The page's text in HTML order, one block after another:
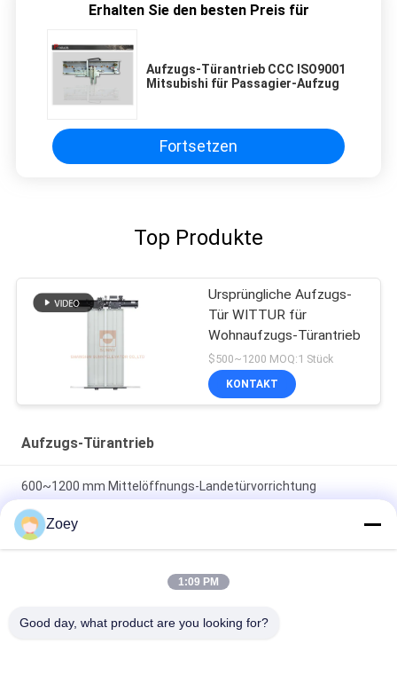
Erhalten Sie den besten Preis für
Aufzugs-Türantrieb CCC ISO9001
Mitsubishi für Passagier-Aufzug
Fortsetzen
Top Produkte
Ursprüngliche Aufzugs-
Tür WITTUR für
Wohnaufzugs-Türantrieb
$500~1200 MOQ:1 Stück
KONTAKT
Aufzugs-Türantrieb
600~1200 mm Mittelöffnungs-Landetürvorrichtung
Gewichtsart mit 45 kg Aufprallprüfung
2-Leafs Center Opening Permanent Magnet Synchronous
Öffnungslandungstürvorrichtung Aufzug Ersatzteile
Zoey
1:09 PM
Good day, what product are you looking for?